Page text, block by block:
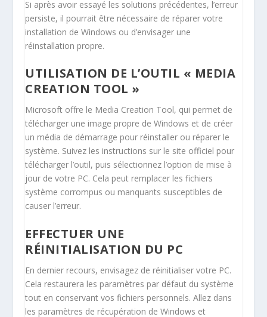
Si après avoir essayé les solutions précédentes, l’erreur
persiste, il pourrait être nécessaire de réparer votre
installation de Windows ou d’envisager une
réinstallation propre.
UTILISATION DE L’OUTIL « MEDIA
CREATION TOOL »
Microsoft offre le Media Creation Tool, qui permet de
télécharger une image propre de Windows et de créer
un média de démarrage pour réinstaller ou réparer le
système. Suivez les instructions sur le site officiel pour
télécharger l’outil, puis sélectionnez l’option de mise à
jour de votre PC. Cela peut remplacer les fichiers
système corrompus ou manquants susceptibles de
causer l’erreur.
EFFECTUER UNE
RÉINITIALISATION DU PC
En dernier recours, envisagez de réinitialiser votre PC.
Cela restaurera les paramètres par défaut du système
tout en conservant vos fichiers personnels. Allez dans
les paramètres de récupération de Windows et